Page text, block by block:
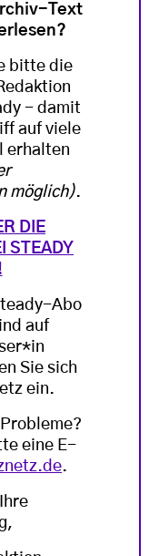
Text
bitte die
- damit
auf viele
erhalten
möglich).
DIE
STEADY
Abo
auf
Sie sich
ein.
eine E-
.